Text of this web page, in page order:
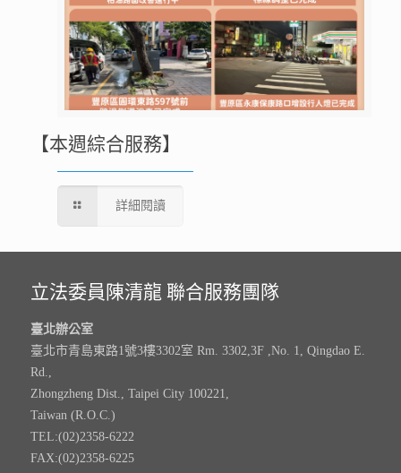
【本週綜合服務】
詳細閱讀
立法委員陳清龍 聯合服務團隊
臺北辦公室
臺北市青島東路1號3樓3302室 Rm. 3302,3F ,No. 1, Qingdao E.
Rd.,
Zhongzheng Dist., Taipei City 100221,
Taiwan (R.O.C.)
TEL:(02)2358-6222
FAX:(02)2358-6225